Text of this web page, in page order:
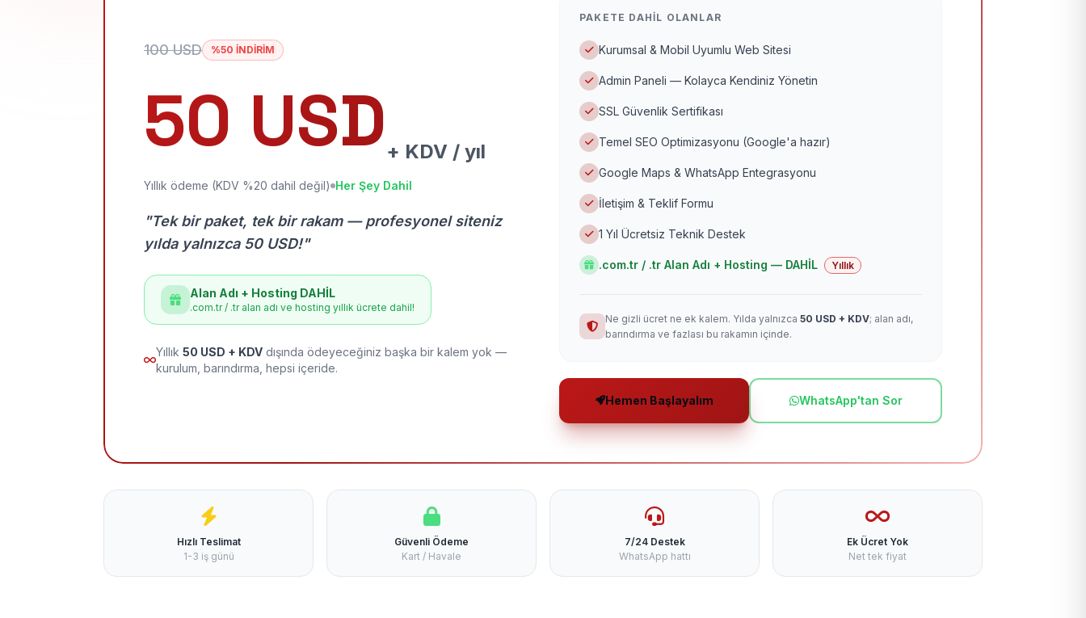
100 USD %50 İNDİRİM
50 USD + KDV / yıl
Yıllık ödeme (KDV %20 dahil değil) Her Şey Dahil
"Tek bir paket, tek bir rakam — profesyonel siteniz
yılda yalnızca 50 USD!"
Alan Adı + Hosting DAHİL
.com.tr / .tr alan adı ve hosting yıllık ücrete dahil!
Yıllık 50 USD + KDV dışında ödeyeceğiniz başka bir kalem yok —
kurulum, barındırma, hepsi içeride.
PAKETE DAHIL OLANLAR
Kurumsal & Mobil Uyumlu Web Sitesi
Admin Paneli — Kolayca Kendiniz Yönetin
SSL Güvenlik Sertifikası
Temel SEO Optimizasyonu (Google'a hazır)
Google Maps & WhatsApp Entegrasyonu
İletişim & Teklif Formu
1 Yıl Ücretsiz Teknik Destek
.com.tr / .tr Alan Adı + Hosting — DAHİL Yıllık
Ne gizli ücret ne ek kalem. Yılda yalnızca 50 USD + KDV; alan adı,
barındırma ve fazlası bu rakamın içinde.
Hemen Başlayalım WhatsApp'tan Sor
Hızlı Teslimat
1-3 iş günü
Güvenli Ödeme
Kart / Havale
7/24 Destek
WhatsApp hattı
Ek Ücret Yok
Net tek fiyat